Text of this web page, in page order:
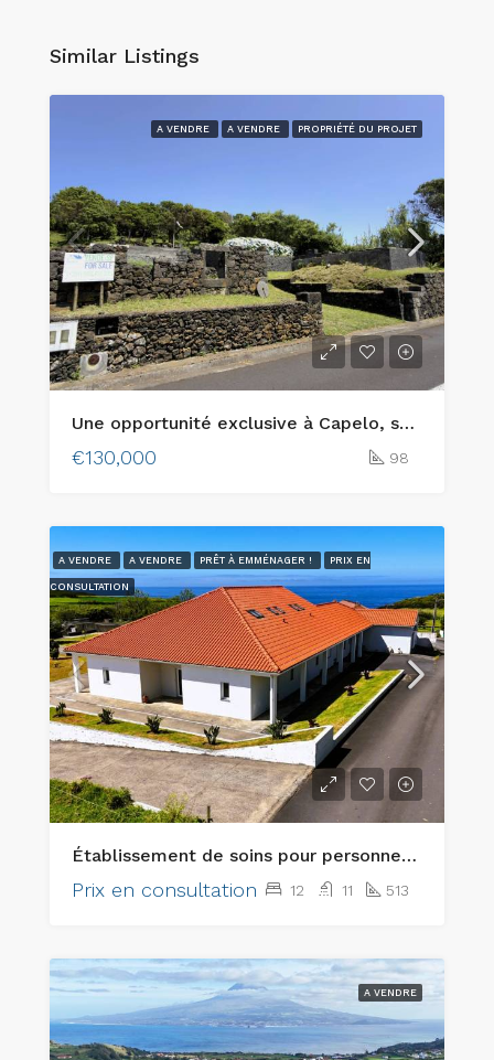
Similar Listings
A VENDRE A VENDRE PROPRIÉTÉ DU PROJET
Une opportunité exclusive à Capelo, sur l’île de Faial : deux parcelles urbaines adjacentes offrant une vue sur l’océan et un charme traditionnel
€130,000 98
A VENDRE A VENDRE PRÊT À EMMÉNAGER ! PRIX EN
CONSULTATION
Établissement de soins pour personnes âgées clé en main exceptionnel et bien immobilier d’investissement de premier ordre
Prix en consultation 12 11 513
A VENDRE